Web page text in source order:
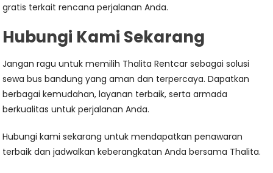
gratis terkait rencana perjalanan Anda.
Hubungi Kami Sekarang
Jangan ragu untuk memilih Thalita Rentcar sebagai solusi
sewa bus bandung yang aman dan terpercaya. Dapatkan
berbagai kemudahan, layanan terbaik, serta armada
berkualitas untuk perjalanan Anda.
Hubungi kami sekarang untuk mendapatkan penawaran
terbaik dan jadwalkan keberangkatan Anda bersama Thalita.